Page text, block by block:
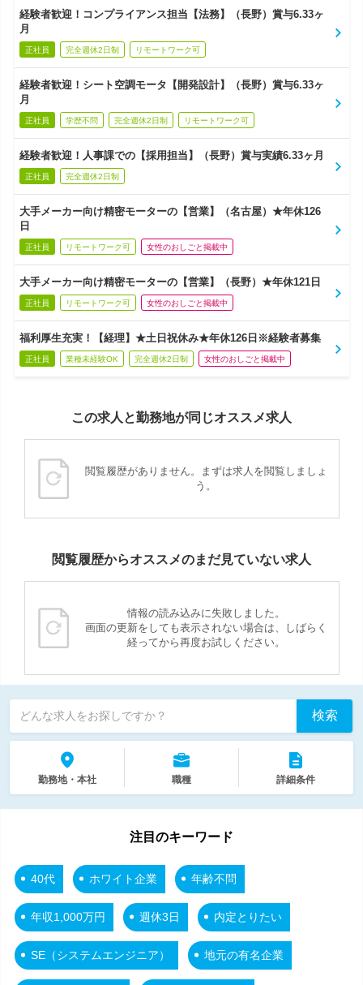
経験者歓迎！コンプライアンス担当【法務】（長野）賞与6.33ヶ
月
正社員 完全週休2日制 リモートワーク可
経験者歓迎！シート空調モータ【開発設計】（長野）賞与6.33ヶ
月
正社員 学歴不問 完全週休2日制 リモートワーク可
経験者歓迎！人事課での【採用担当】（長野）賞与実績6.33ヶ月
正社員 完全週休2日制
大手メーカー向け精密モーターの【営業】（名古屋）★年休126
日
正社員 リモートワーク可 女性のおしごと掲載中
大手メーカー向け精密モーターの【営業】（長野）★年休121日
正社員 リモートワーク可 女性のおしごと掲載中
福利厚生充実！【経理】★土日祝休み★年休126日※経験者募集
正社員 業種未経験OK 完全週休2日制 女性のおしごと掲載中
この求人と勤務地が同じオススメ求人
閲覧履歴がありません。まずは求人を閲覧しましょ
う。
閲覧履歴からオススメのまだ見ていない求人
情報の読み込みに失敗しました。
画面の更新をしても表示されない場合は、しばらく
経ってから再度お試しください。
どんな求人をお探しですか？ 検索
勤務地・本社 職種 詳細条件
注目のキーワード
40代 ホワイト企業 年齢不問
年収1,000万円 週休3日 内定とりたい
SE（システムエンジニア） 地元の有名企業